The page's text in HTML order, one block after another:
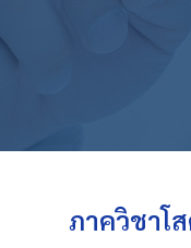
ภาควิชาโ